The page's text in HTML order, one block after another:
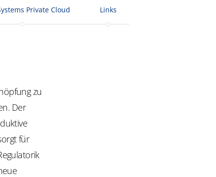
Private Cloud Links
zu
Der
für